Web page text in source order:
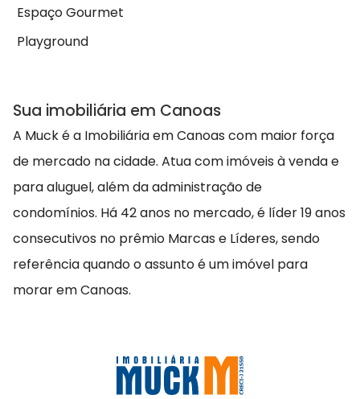
Espaço Gourmet
Playground
Sua imobiliária em Canoas
A Muck é a Imobiliária em Canoas com maior força
de mercado na cidade. Atua com imóveis à venda e
para aluguel, além da administração de
condomínios. Há 42 anos no mercado, é líder 19 anos
consecutivos no prêmio Marcas e Líderes, sendo
referência quando o assunto é um imóvel para
morar em Canoas.